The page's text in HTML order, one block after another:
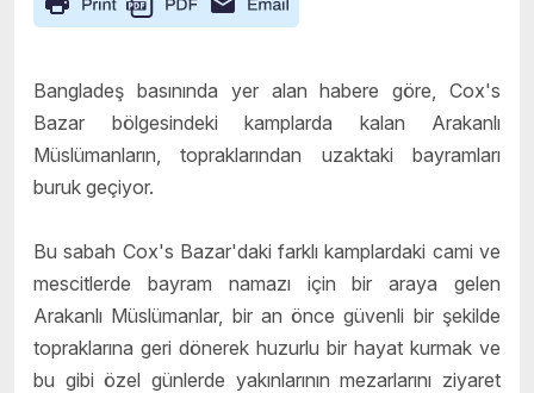
Bangladeş basınında yer alan habere göre, Cox's
Bazar bölgesindeki kamplarda kalan Arakanlı
Müslümanların, topraklarından uzaktaki bayramları
buruk geçiyor.
Bu sabah Cox's Bazar'daki farklı kamplardaki cami ve
mescitlerde bayram namazı için bir araya gelen
Arakanlı Müslümanlar, bir an önce güvenli bir şekilde
topraklarına geri dönerek huzurlu bir hayat kurmak ve
bu gibi özel günlerde yakınlarının mezarlarını ziyaret